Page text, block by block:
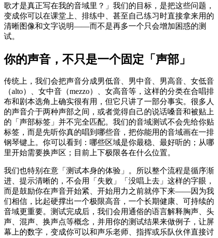
歌才是真正写在我的音域里？」我们的目标，是把这些问题，
变成你可以在课堂上、排练中、甚至自己练习时直接拿来用的
清晰图像和文字说明——而不是再多一个只会增加困惑的测
试。
你的声音，不只是一个固定「声部」
传统上，我们会把声音分成男低音、男中音、男高音、女低音
（alto）、女中音（mezzo）、女高音等，这样的分类在合唱排
布和剧本选角上确实很有用，但它只讲了一部分事实。很多人
的声音介于两种声部之间，或者觉得自己的说话嗓音和被贴上
的「声部标签」并不完全匹配。我们的音域测试不会先给你贴
标签，而是先听你真的唱到哪些音，把你能用的音域画在一排
钢琴键上。你可以看到：哪些区域是你最稳、最好听的；从哪
里开始需要换声区；目前上下极限各在什么位置。
我们也特别在意「测试本身的体验」。所以整个流程是循序渐
进、提示清晰的，不会用「失败」「没唱上去」这样的字眼，
而是鼓励你在声音开始紧、开始用力之前就停下来——因为我
们相信，比起硬撑出一个极限高音，一个长期健康、可持续的
音域更重要。测试完成后，我们会用通俗的语言解释胸声、头
声、混声、换声点等概念，并用你的测试结果来做例子，让屏
幕上的数字，变成你可以和声乐老师、指挥或乐队伙伴直接讨